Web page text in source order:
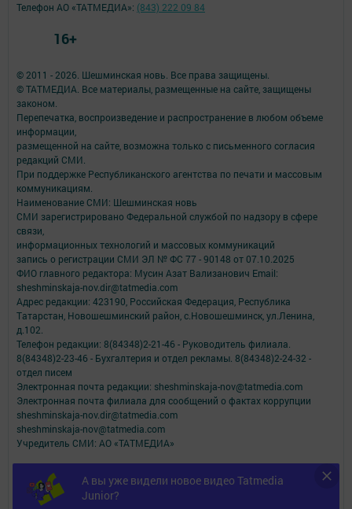
А вы уже видели новое видео Tatmedia
Junior?
© 2011 - 2026. Шешминская новь. Все права защищены.
© ТАТМЕДИА. Все материалы, размещенные на сайте, защищены
законом.
Перепечатка, воспроизведение и распространение в любом объеме
информации,
размещенной на сайте, возможна только с письменного согласия
редакций СМИ.
При поддержке Республиканского агентства по печати и массовым
коммуникациям.
Наименование СМИ: Шешминская новь
СМИ зарегистрировано Федеральной службой по надзору в сфере
связи,
информационных технологий и массовых коммуникаций
запись о регистрации СМИ ЭЛ № ФС 77 - 90148 от 07.10.2025
ФИО главного редактора: Мусин Азат Вализанович Email:
sheshminskaja-nov.dir@tatmedia.com
Адрес редакции: 423190, Российская Федерация, Республика
Татарстан, Новошешминский район, с.Новошешминск, ул.Ленина,
д.102.
Телефон редакции: 8(84348)2-21-46 - Руководитель филиала.
8(84348)2-23-46 - Бухгалтерия и отдел рекламы. 8(84348)2-24-32 -
отдел писем
Электронная почта редакции: sheshminskaja-nov@tatmedia.com
Электронная почта филиала для сообщений о фактах коррупции
sheshminskaja-nov.dir@tatmedia.com
sheshminskaja-nov@tatmedia.com
Учредитель СМИ: АО «ТАТМЕДИА»
Антикоррупционная политика
АО «ТАТМЕДИА» использует «cookie»для персонализации сервисов и
удобства пользователей сайтом.
Телефон АО «ТАТМЕДИА»: (843) 222 09 84
16+